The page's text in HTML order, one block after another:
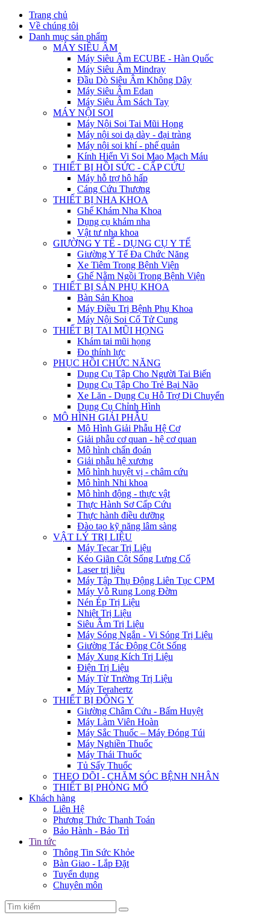
Trang chủ
Về chúng tôi
Danh mục sản phẩm
MÁY SIÊU ÂM
Máy Siêu Âm ECUBE - Hàn Quốc
Máy Siêu Âm Mindray
Đầu Dò Siêu Âm Không Dây
Máy Siêu Âm Edan
Máy Siêu Âm Sách Tay
MÁY NỘI SOI
Máy Nội Soi Tai Mũi Họng
Máy nội soi dạ dày - đại tràng
Máy nội soi khí - phế quản
Kính Hiển Vi Soi Mao Mạch Máu
THIẾT BỊ HỒI SỨC - CẤP CỨU
Máy hỗ trợ hô hấp
Cáng Cứu Thương
THIẾT BỊ NHA KHOA
Ghế Khám Nha Khoa
Dụng cụ khám nha
Vật tư nha khoa
GIƯỜNG Y TẾ - DỤNG CỤ Y TẾ
Giường Y Tế Đa Chức Năng
Xe Tiêm Trong Bệnh Viện
Ghế Nằm Ngồi Trong Bệnh Viện
THIẾT BỊ SẢN PHỤ KHOA
Bàn Sản Khoa
Máy Điều Trị Bệnh Phụ Khoa
Máy Nội Soi Cổ Tử Cung
THIẾT BỊ TAI MŨI HỌNG
Khám tai mũi họng
Đo thính lực
PHỤC HỒI CHỨC NĂNG
Dụng Cụ Tập Cho Người Tai Biến
Dụng Cụ Tập Cho Trẻ Bại Não
Xe Lăn - Dụng Cụ Hỗ Trợ Di Chuyển
Dụng Cụ Chỉnh Hình
MÔ HÌNH GIẢI PHẪU
Mô Hình Giải Phẫu Hệ Cơ
Giải phẫu cơ quan - hệ cơ quan
Mô hình chẩn đoán
Giải phẫu hệ xương
Mô hình huyệt vị - châm cứu
Mô hình Nhi khoa
Mô hình động - thực vật
Thực Hành Sơ Cấp Cứu
Thực hành điều dưỡng
Đào tạo kỹ năng lâm sàng
VẬT LÝ TRỊ LIỆU
Máy Tecar Trị Liệu
Kéo Giãn Cột Sống Lưng Cổ
Laser trị liệu
Máy Tập Thụ Động Liên Tục CPM
Máy Vỗ Rung Long Đờm
Nén Ép Trị Liệu
Nhiệt Trị Liệu
Siêu Âm Trị Liệu
Máy Sóng Ngắn - Vi Sóng Trị Liệu
Giường Tác Động Cột Sống
Máy Xung Kích Trị Liệu
Điện Trị Liệu
Máy Từ Trường Trị Liệu
Máy Terahertz
THIẾT BỊ ĐÔNG Y
Giường Châm Cứu - Bấm Huyệt
Máy Làm Viên Hoàn
Máy Sắc Thuốc – Máy Đóng Túi
Máy Nghiền Thuốc
Máy Thái Thuốc
Tủ Sấy Thuốc
THEO DÕI - CHĂM SÓC BỆNH NHÂN
THIẾT BỊ PHÒNG MỔ
Khách hàng
Liên Hệ
Phương Thức Thanh Toán
Bảo Hành - Bảo Trì
Tin tức
Thông Tin Sức Khỏe
Bàn Giao - Lắp Đặt
Tuyển dụng
Chuyên môn